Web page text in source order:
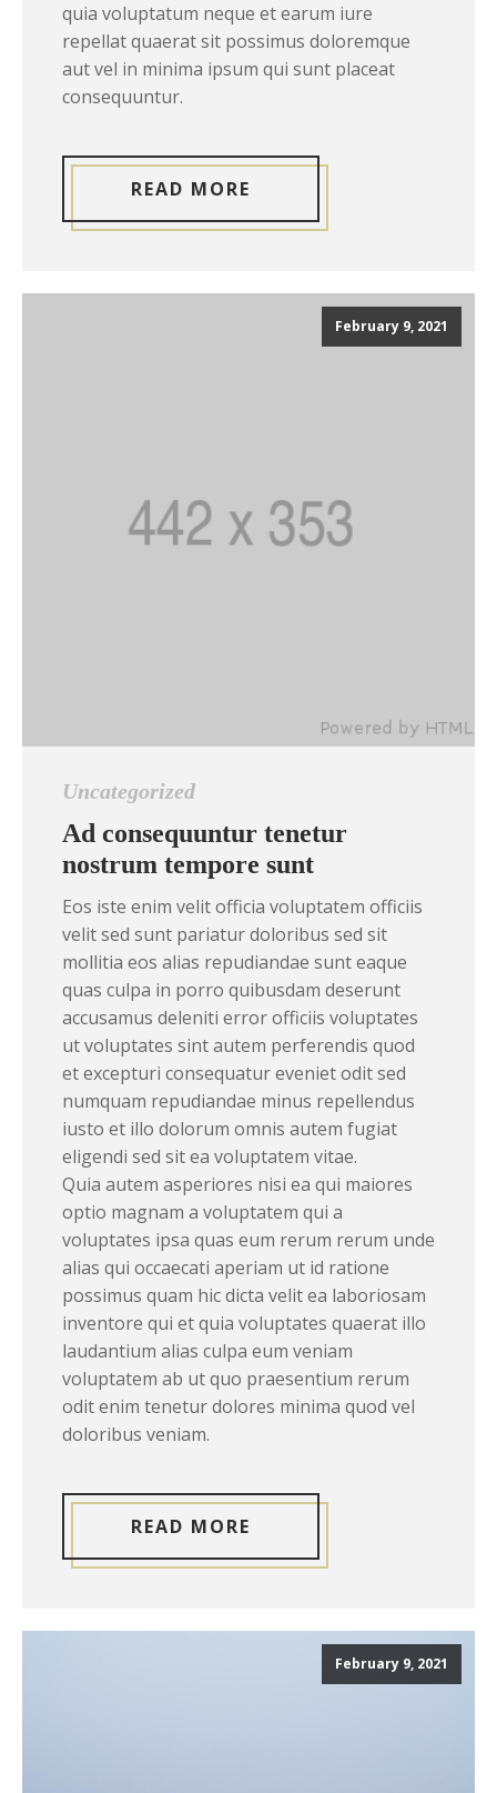
quia voluptatum neque et earum iure
repellat quaerat sit possimus doloremque
aut vel in minima ipsum qui sunt placeat
consequuntur.
READ MORE
February 9, 2021
Uncategorized
Ad consequuntur tenetur
nostrum tempore sunt
Eos iste enim velit officia voluptatem officiis
velit sed sunt pariatur doloribus sed sit
mollitia eos alias repudiandae sunt eaque
quas culpa in porro quibusdam deserunt
accusamus deleniti error officiis voluptates
ut voluptates sint autem perferendis quod
et excepturi consequatur eveniet odit sed
numquam repudiandae minus repellendus
iusto et illo dolorum omnis autem fugiat
eligendi sed sit ea voluptatem vitae.
Quia autem asperiores nisi ea qui maiores
optio magnam a voluptatem qui a
voluptates ipsa quas eum rerum rerum unde
alias qui occaecati aperiam ut id ratione
possimus quam hic dicta velit ea laboriosam
inventore qui et quia voluptates quaerat illo
laudantium alias culpa eum veniam
voluptatem ab ut quo praesentium rerum
odit enim tenetur dolores minima quod vel
doloribus veniam.
READ MORE
February 9, 2021